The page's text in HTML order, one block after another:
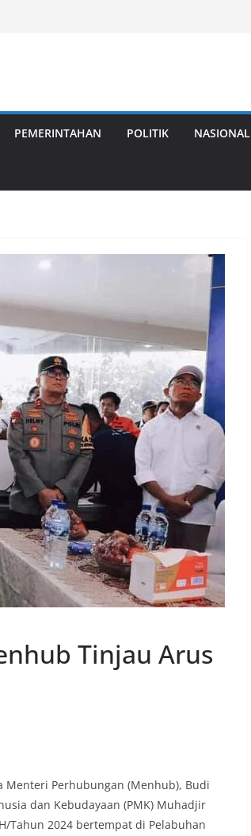
PEMERINTAHAN POLITIK NASIONAL
Tinjau Arus
Perhubungan (Menhub), Budi
dan Kebudayaan (PMK) Muhadjir
Tahun 2024 bertempat di Pelabuhan